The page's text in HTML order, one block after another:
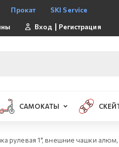
Прокат
SKI Service
Вход Регистрация
САМОКАТЫ
рулевая 1", внешние чашки